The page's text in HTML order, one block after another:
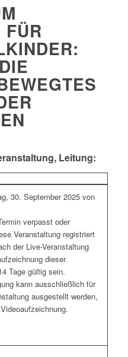
Leitung:
30. September 2025 von
verpasst oder
Veranstaltung registriert
der Live-Veranstaltung
dieser
Tage gültig sein.
kann ausschließlich für
ausgestellt werden,